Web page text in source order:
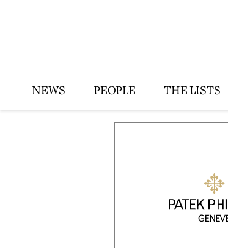
NEWS PEOPLE THE LISTS